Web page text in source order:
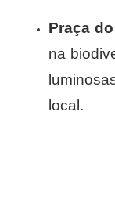
Praça
na
local.